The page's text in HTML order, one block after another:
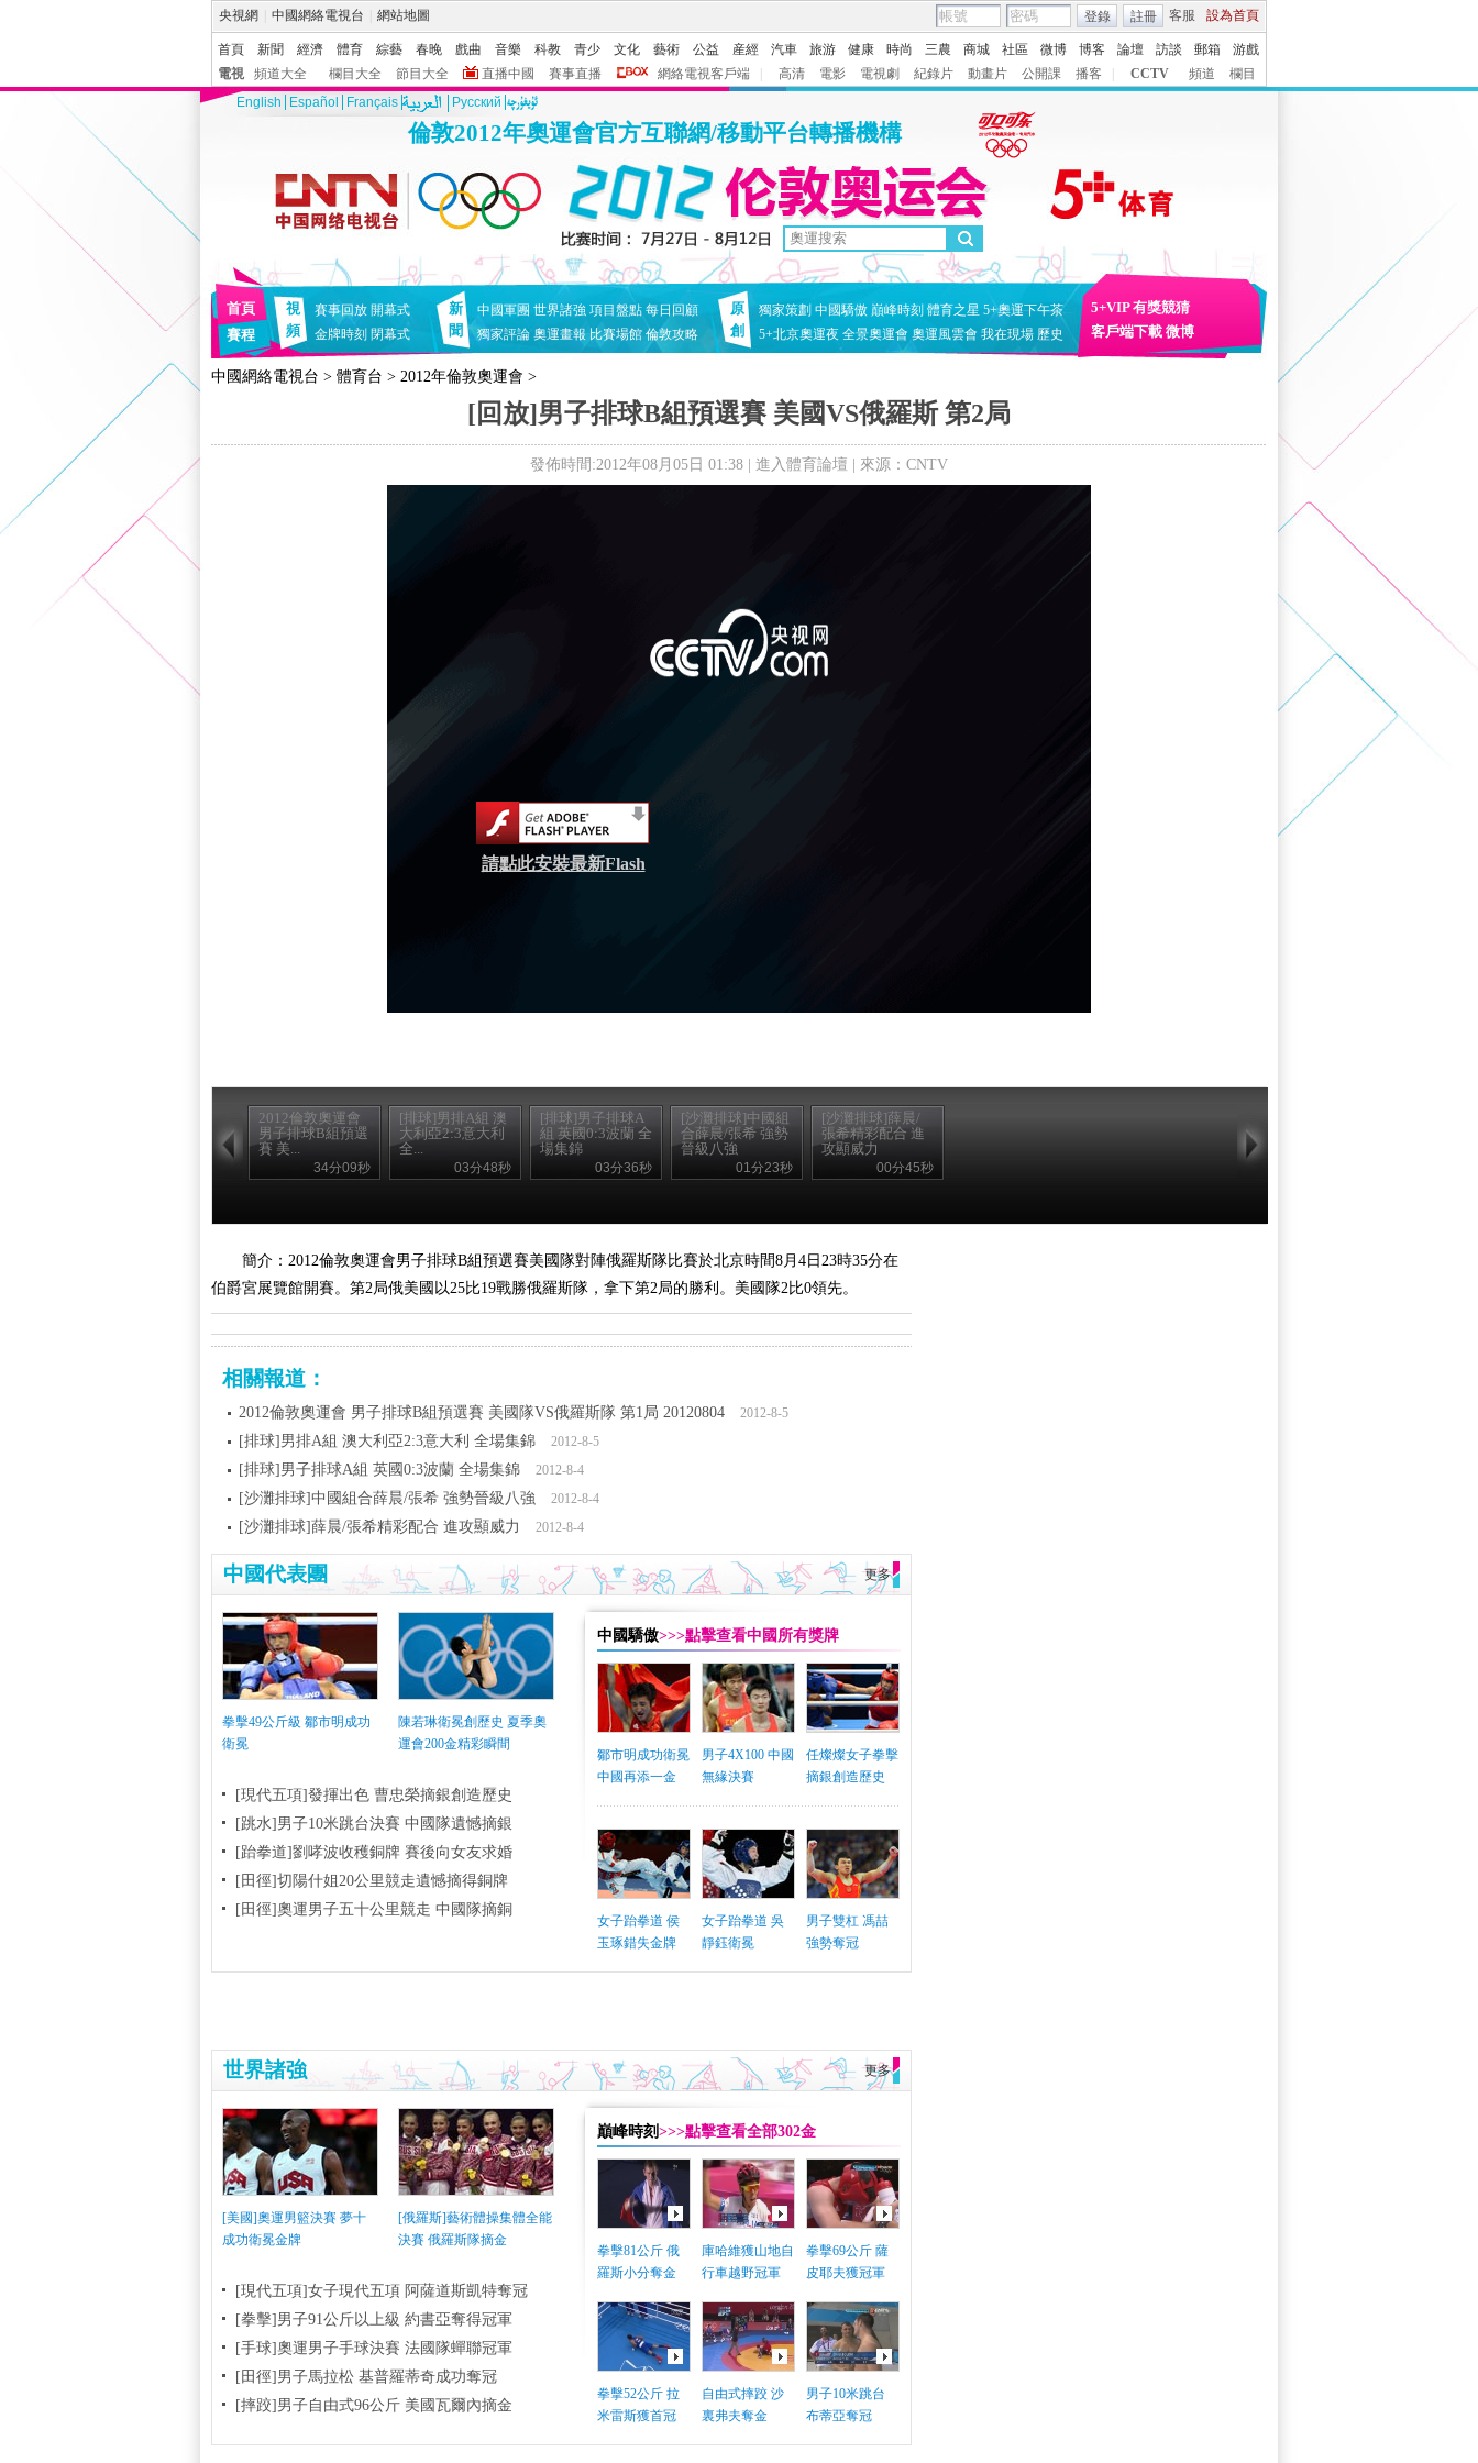
央視網 中國網絡電視台 網站地圖 客服 設為首頁
登錄 註冊
首頁 新聞 經濟 體育 綜藝 春晚 戲曲 音樂 科教 青少 文化 藝術 公益 産經 汽車 旅游 健康 時尚 三農 商城 社區 微博 博客 論壇 訪談 郵箱
游戲
電視
頻道大全 欄目大全 節目大全 直播中國 賽事直播 網絡電視客戶端 高清 電影 電視劇 紀錄片 動畫片 公開課 播客 CCTV 頻道
欄目
English
Español Français Pусский
倫敦2012年奧運會官方互聯網/移動平台轉播機構
首頁
賽程
視
頻
賽事回放 開幕式
金牌時刻 閉幕式
新
聞
中國軍團 世界諸強 項目盤點 每日回顧
獨家評論 奧運畫報 比賽場館 倫敦攻略
原
創
獨家策劃 中國驕傲 巔峰時刻 體育之星 5+奧運下午茶
5+北京奧運夜 全景奧運會 奧運風雲會 我在現場 歷史
5+VIP 有獎競猜
客戶端下載 微博
中國網絡電視台 > 體育台 > 2012年倫敦奧運會 >
[回放]男子排球B組預選賽 美國VS俄羅斯 第2局
發佈時間:2012年08月05日 01:38 | 進入體育論壇 | 來源：CNTV
請點此安裝最新Flash
2012倫敦奧運會
男子排球B組預選
賽 美...
34分09秒
[排球]男排A組 澳
大利亞2:3意大利
全...
03分48秒
[排球]男子排球A
組 英國0:3波蘭 全
場集錦
03分36秒
[沙灘排球]中國組
合薛晨/張希 強勢
晉級八強
01分23秒
[沙灘排球]薛晨/
張希精彩配合 進
攻顯威力
00分45秒
簡介：2012倫敦奧運會男子排球B組預選賽美國隊對陣俄羅斯隊比賽於北京時間8月4日23時35分在
伯爵宮展覽館開賽。第2局俄美國以25比19戰勝俄羅斯隊，拿下第2局的勝利。美國隊2比0領先。
相關報道：
2012倫敦奧運會 男子排球B組預選賽 美國隊VS俄羅斯隊 第1局 20120804 2012-8-5
[排球]男排A組 澳大利亞2:3意大利 全場集錦 2012-8-5
[排球]男子排球A組 英國0:3波蘭 全場集錦 2012-8-4
[沙灘排球]中國組合薛晨/張希 強勢晉級八強 2012-8-4
[沙灘排球]薛晨/張希精彩配合 進攻顯威力 2012-8-4
中國代表團 更多
拳擊49公斤級 鄒市明成功
衛冕
陳若琳衛冕創歷史 夏季奧
運會200金精彩瞬間
[現代五項]發揮出色 曹忠榮摘銀創造歷史
[跳水]男子10米跳台決賽 中國隊遺憾摘銀
[跆拳道]劉哮波收穫銅牌 賽後向女友求婚
[田徑]切陽什姐20公里競走遺憾摘得銅牌
[田徑]奧運男子五十公里競走 中國隊摘銅
中國驕傲>>>點擊查看中國所有獎牌
鄒市明成功衛冕
中國再添一金
男子4X100 中國
無緣決賽
任燦燦女子拳擊
摘銀創造歷史
女子跆拳道 侯
玉琢錯失金牌
女子跆拳道 吳
靜鈺衛冕
男子雙杠 馮喆
強勢奪冠
世界諸強 更多
[美國]奧運男籃決賽 夢十
成功衛冕金牌
[俄羅斯]藝術體操集體全能
決賽 俄羅斯隊摘金
[現代五項]女子現代五項 阿薩道斯凱特奪冠
[拳擊]男子91公斤以上級 約書亞奪得冠軍
[手球]奧運男子手球決賽 法國隊蟬聯冠軍
[田徑]男子馬拉松 基普羅蒂奇成功奪冠
[摔跤]男子自由式96公斤 美國瓦爾內摘金
巔峰時刻>>>點擊查看全部302金
拳擊81公斤 俄
羅斯小分奪金
庫哈維獲山地自
行車越野冠軍
拳擊69公斤 薩
皮耶夫獲冠軍
拳擊52公斤 拉
米雷斯獲首冠
自由式摔跤 沙
裏弗夫奪金
男子10米跳台
布蒂亞奪冠